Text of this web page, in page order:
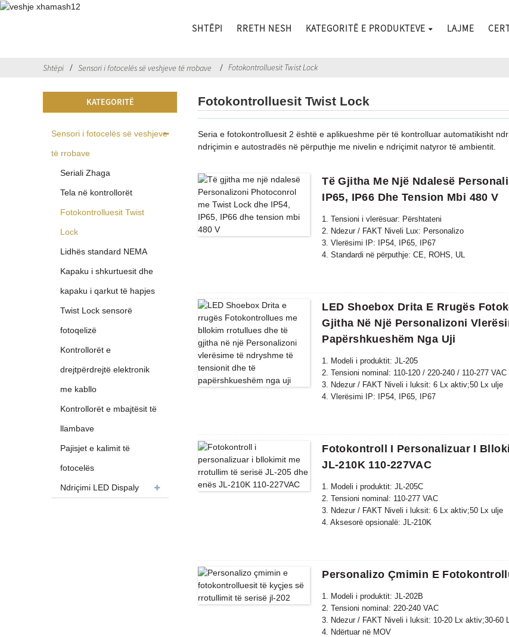
SHTËPI RRETH NESH KATEGORITË E PRODUKTEVE LAJME
Shtëpi Sensori i fotocelës së veshjeve të rrobave Fotokontrolluesit Twist Lock
KATEGORITË
Sensori i fotocelës së veshjeve
të rrobave
Seriali Zhaga
Tela në kontrollorët
Fotokontrolluesit Twist
Lock
Lidhës standard NEMA
Kapaku i shkurtuesit dhe
kapaku i qarkut të hapjes
Twist Lock sensorë
fotoqelizë
Kontrollorët e
drejtpërdrejtë elektronik
me kabllo
Kontrollorët e mbajtësit të
llambave
Pajisjet e kalimit të
fotocelës
Ndriçimi LED Dispaly
Fotokontrolluesit Twist Lock
Seria e fotokontrolluesit 2 është e aplikueshme për të kontrolluar automatikisht
ndriçimin e autostradës në përputhje me nivelin e ndriçimit natyror të ambientit.
Të Gjitha Me Një Ndalesë
IP65, IP66 Dhe Tension Mbi 480 V
1. Tensioni i vlerësuar: Përshtateni
2. Ndezur / FAKT Niveli Lux: Personalizo
3. Vlerësimi IP: IP54, IP65, IP67
4. Standardi në përputhje: CE, ROHS, UL
LED Shoebox Drita E Rrugës
Gjitha Në Një Personalizoni
Papërshkueshëm Nga Uji
1. Modeli i produktit: JL-205
2. Tensioni nominal: 110-120 / 220-240 / 110-277 VAC
3. Ndezur / FAKT Niveli i luksit: 6 Lx aktiv;50 Lx ulje
4. Vlerësimi IP: IP54, IP65, IP67
Fotokontroll I Personalizuar I
JL-210K 110-227VAC
1. Modeli i produktit: JL-205C
2. Tensioni nominal: 110-277 VAC
3. Ndezur / FAKT Niveli i luksit: 6 Lx aktiv;50 Lx ulje
4. Aksesorë opsionalë: JL-210K
Personalizo Çmimin E
1. Modeli i produktit: JL-202B
2. Tensioni nominal: 220-240 VAC
3. Ndezur / FAKT Niveli i luksit: 10-20 Lx aktiv;30-60
4. Ndërtuar në MOV